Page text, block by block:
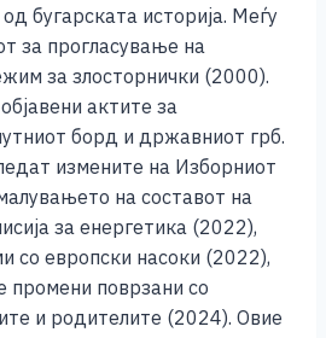
бугарската историја. Меѓу
за прогласување на
за злосторнички (2000).
актите за
борд и државниот грб.
измените на Изборниот
на составот на
за енергетика (2022),
со европски насоки (2022),
промени поврзани со
и родителите (2024). Овие